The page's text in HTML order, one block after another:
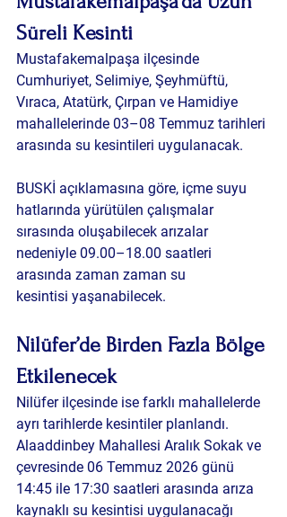
Süreli Kesinti
Mustafakemalpaşa ilçesinde
Cumhuriyet, Selimiye, Şeyhmüftü,
Vıraca, Atatürk, Çırpan ve Hamidiye
mahallelerinde 03–08 Temmuz tarihleri
arasında su kesintileri uygulanacak.
BUSKİ açıklamasına göre, içme suyu
hatlarında yürütülen çalışmalar
sırasında oluşabilecek arızalar
nedeniyle 09.00–18.00 saatleri
arasında zaman zaman su
kesintisi yaşanabilecek.
Nilüfer’de Birden Fazla Bölge
Etkilenecek
Nilüfer ilçesinde ise farklı mahallelerde
ayrı tarihlerde kesintiler planlandı.
Alaaddinbey Mahallesi Aralık Sokak ve
çevresinde 06 Temmuz 2026 günü
14:45 ile 17:30 saatleri arasında arıza
kaynaklı su kesintisi uygulanacağı